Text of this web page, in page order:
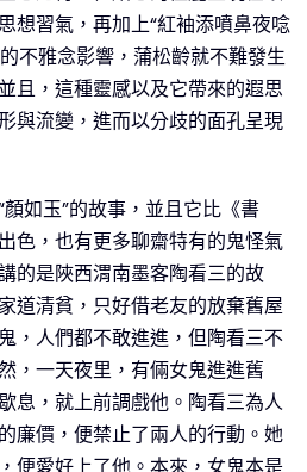
想習氣，再加上“紅袖添噴鼻夜唸
不雅念影響，蒲松齡就不難發生
且，這種靈感以及它帶來的遐思
與流變，進而以分歧的面孔呈現
顏如玉”的故事，並且它比《書
色，也有更多聊齋特有的鬼怪氣
的是陜西渭南墨客陶看三的故
道清貧，只好借老友的放棄舊屋
，人們都不敢進進，但陶看三不
，一天夜里，有倆女鬼進進舊
息，就上前調戲他。陶看三為人
廉價，便禁止了兩人的行動。她